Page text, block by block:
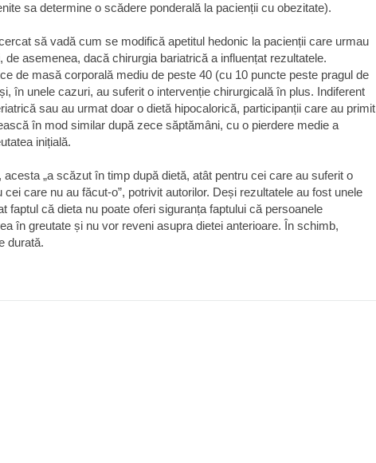
sa determine o scădere ponderală la pacienții cu obezitate).
să vadă cum se modifică apetitul hedonic la pacienții care urmau
asemenea, dacă chirurgia bariatrică a influențat rezultatele.
de masă corporală mediu de peste 40 (cu 10 puncte peste pragul de
în unele cazuri, au suferit o intervenție chirurgicală în plus. Indiferent
sau au urmat doar o dietă hipocalorică, participanții care au primit
în mod similar după zece săptămâni, cu o pierdere medie a
inițială.
„a scăzut în timp după dietă, atât pentru cei care au suferit o
care nu au făcut-o”, potrivit autorilor. Deși rezultatele au fost unele
faptul că dieta nu poate oferi siguranța faptului că persoanele
în greutate și nu vor reveni asupra dietei anterioare. În schimb,
durată.